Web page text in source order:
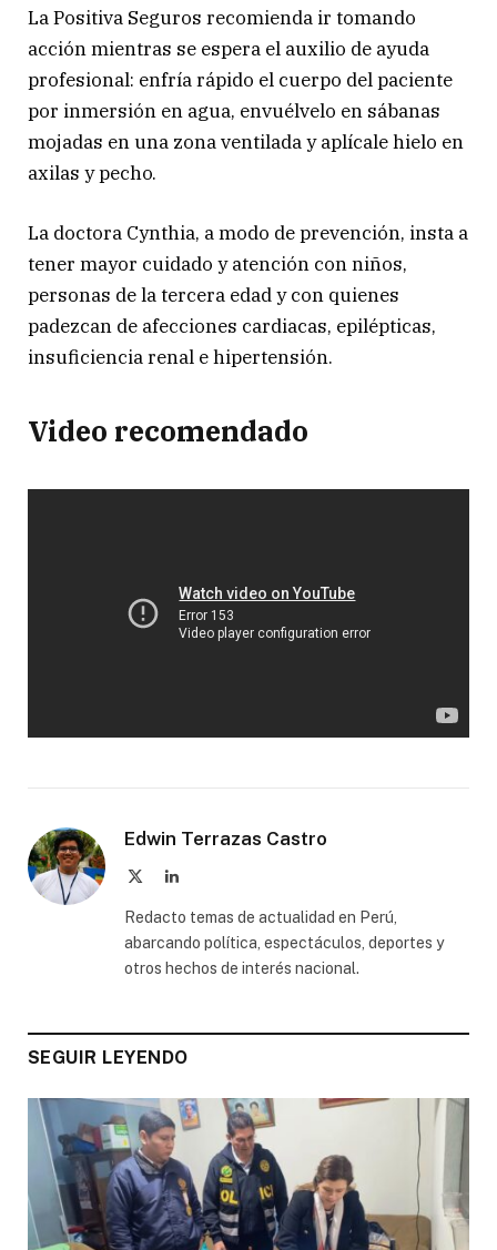
La Positiva Seguros recomienda ir tomando
acción mientras se espera el auxilio de ayuda
profesional: enfría rápido el cuerpo del paciente
por inmersión en agua, envuélvelo en sábanas
mojadas en una zona ventilada y aplícale hielo en
axilas y pecho.
La doctora Cynthia, a modo de prevención, insta a
tener mayor cuidado y atención con niños,
personas de la tercera edad y con quienes
padezcan de afecciones cardiacas, epilépticas,
insuficiencia renal e hipertensión.
Video recomendado
Edwin Terrazas Castro
LinkedIn
Redacto temas de actualidad en Perú,
abarcando política, espectáculos, deportes y
otros hechos de interés nacional.
SEGUIR LEYENDO